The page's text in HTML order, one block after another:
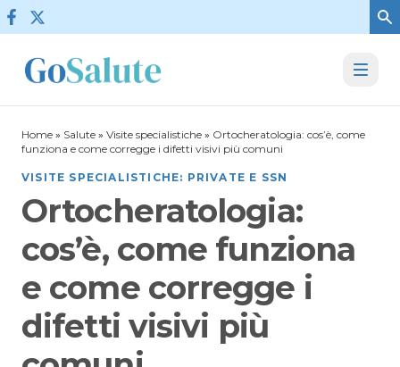
Vai al contenuto
Home » Salute » Visite specialistiche » Ortocheratologia: cos’è, come
funziona e come corregge i difetti visivi più comuni
VISITE SPECIALISTICHE: PRIVATE E SSN
Ortocheratologia:
cos’è, come funziona
e come corregge i
difetti visivi più